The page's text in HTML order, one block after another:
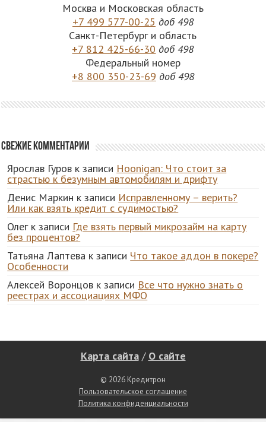
Москва и Московская область
+7 499 577-00-25 доб 498
Санкт-Петербург и область
+7 812 425-66-30 доб 498
Федеральный номер
+8 800 350-23-69 доб 498
Свежие комментарии
Ярослав Гуров к записи Hoonigan: Что стоит за
страстью к безумным автомобилям и дрифту
Денис Маркин к записи Исправленному – верить?
Или как взять кредит с судимостью?
Олегк записи Где взять первый микрозайм на карту
без процентов?
Татьяна Лаптева к записи Что такое аддон в покере?
Особенности
Алексей Воронцов к записи Все что нужно знать о
реестрах и ассоциациях МФО
Карта сайта/ О сайте
© 2026 Кредитрон
Пользовательское соглашение
Политика конфиденциальности